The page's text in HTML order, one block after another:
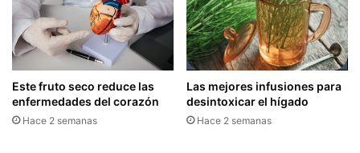
Este fruto seco reduce las
enfermedades del corazón
Hace 2 semanas
Las mejores infusiones para
desintoxicar el hígado
Hace 2 semanas